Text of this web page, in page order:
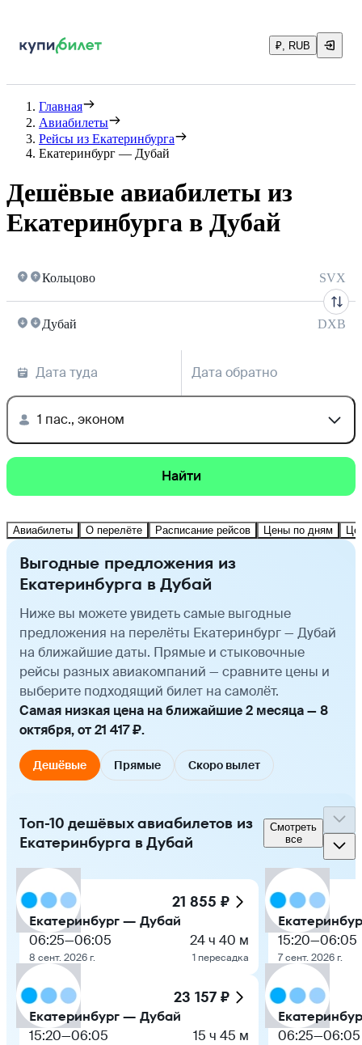
₽, RUB
Главная
Авиабилеты
Рейсы из Екатеринбурга
Екатеринбург — Дубай
Дешёвые авиабилеты из
Екатеринбурга в Дубай
Кольцово SVX
Дубай DXB
Дата туда Дата обратно
1 пас., эконом
Найти
Авиабилеты О перелёте Расписание рейсов Цены по дням
Выгодные предложения из
Екатеринбурга в Дубай
Ниже вы можете увидеть самые выгодные
предложения на перелёты Екатеринбург — Дубай
на ближайшие даты. Прямые и стыковочные
рейсы разных авиакомпаний — сравните цены и
выберите подходящий билет на самолёт.
Самая низкая цена на ближайшие 2 месяца — 8
октября, от 21 417 ₽.
Дешёвые Прямые Скоро вылет
Топ-10 дешёвых авиабилетов из
Екатеринбурга в Дубай
Смотреть
все
21 855 ₽
Екатеринбург — Дубай
06:25—06:05
8 сент. 2026 г.
24 ч 40 м
1 пересадка
23 157 ₽
Екатеринбург — Дубай
15:20—06:05 15 ч 45 м
15:20—06:05
7 сент. 2026 г.
06:25—06:05